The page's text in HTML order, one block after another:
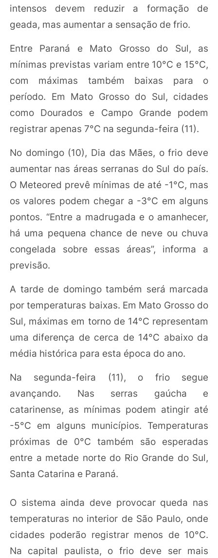
intensos devem reduzir a formação de
geada, mas aumentar a sensação de frio.
Entre Paraná e Mato Grosso do Sul, as
mínimas previstas variam entre 10°C e 15°C,
com máximas também baixas para o
período. Em Mato Grosso do Sul, cidades
como Dourados e Campo Grande podem
registrar apenas 7°C na segunda-feira (11).
No domingo (10), Dia das Mães, o frio deve
aumentar nas áreas serranas do Sul do país.
O Meteored prevê mínimas de até -1°C, mas
os valores podem chegar a -3°C em alguns
pontos. “Entre a madrugada e o amanhecer,
há uma pequena chance de neve ou chuva
congelada sobre essas áreas”, informa a
previsão.
A tarde de domingo também será marcada
por temperaturas baixas. Em Mato Grosso do
Sul, máximas em torno de 14°C representam
uma diferença de cerca de 14°C abaixo da
média histórica para esta época do ano.
Na segunda-feira (11), o frio segue
avançando. Nas serras gaúcha e
catarinense, as mínimas podem atingir até
-5°C em alguns municípios. Temperaturas
próximas de 0°C também são esperadas
entre a metade norte do Rio Grande do Sul,
Santa Catarina e Paraná.
O sistema ainda deve provocar queda nas
temperaturas no interior de São Paulo, onde
cidades poderão registrar menos de 10°C.
Na capital paulista, o frio deve ser mais